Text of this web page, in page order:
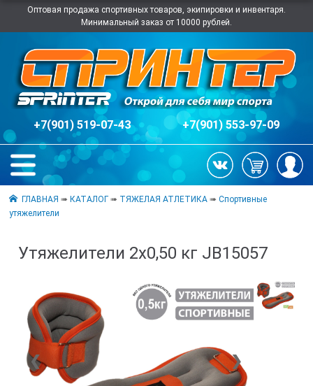
Оптовая продажа спортивных товаров, экипировки и инвентаря.
Минимальный заказ от 10000 рублей.
+7(901) 519-07-43 +7(901) 553-97-09
ГЛАВНАЯ ➠КАТАЛОГ ➠ ТЯЖЕЛАЯ АТЛЕТИКА ➠Спортивные
утяжелители
Утяжелители 2х0,50 кг JB15057
❮ ❯